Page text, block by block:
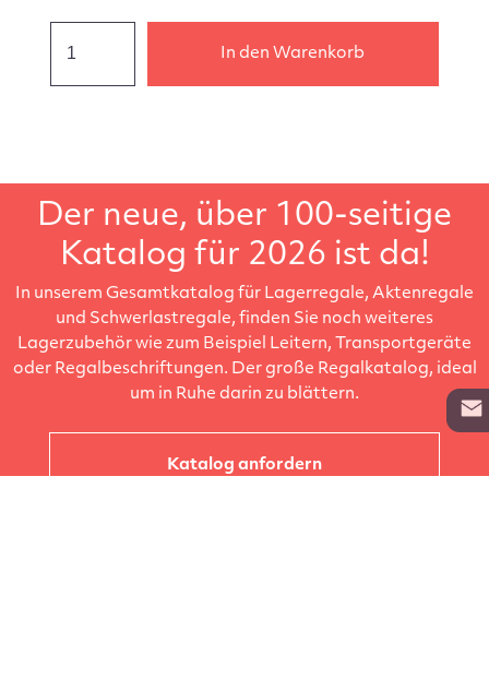
In den Warenkorb
Der neue, über 100-seitige
Katalog für 2026 ist da!
In unserem Gesamtkatalog für Lagerregale, Aktenregale
und Schwerlastregale, finden Sie noch weiteres
Lagerzubehör wie zum Beispiel Leitern, Transportgeräte
oder Regalbeschriftungen. Der große Regalkatalog, ideal
um in Ruhe darin zu blättern.
Katalog anfordern